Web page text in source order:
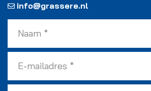
info@grassere.nl